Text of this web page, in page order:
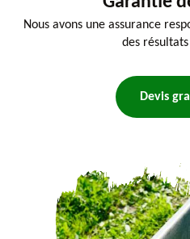
Nous avons une assurance
des
Devis